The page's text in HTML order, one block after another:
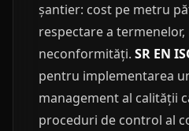
șantier: cost pe metru
respectare a
neconformități. SR EN
pentru implementarea
management al calității
proceduri de control al